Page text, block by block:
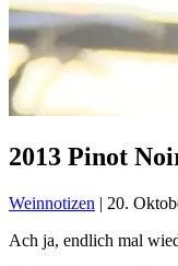
​​​​2013 Pinot
Weinnotizen | 20.
Ach ja, endlich mal